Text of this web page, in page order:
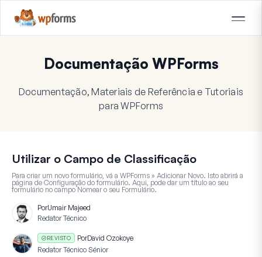
Documentação WPForms
Documentação, Materiais de Referência e Tutoriais
para WPForms
Utilizar o Campo de Classificação
Para criar um novo formulário, vá a WPForms » Adicionar Novo. Isto abrirá a
página de Configuração do formulário. Aqui, pode dar um título ao seu
formulário no campoNomear o seu Formulário.
PorUmair Majeed
Redator Técnico
REVISTO PorDavid Ozokoye
Redator Técnico Sénior